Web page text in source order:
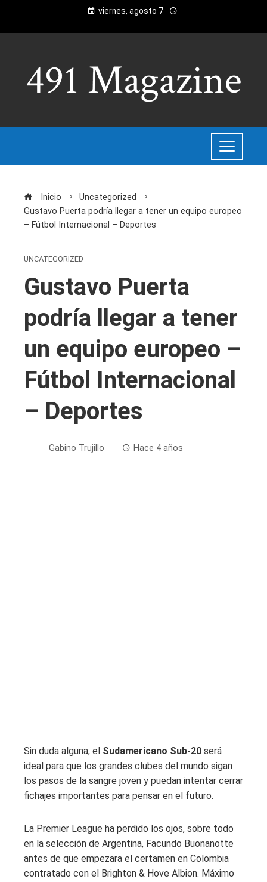
viernes, agosto 7
Inicio
Uncategorized
Gustavo Puerta podría llegar a tener un equipo europeo
– Fútbol Internacional – Deportes
UNCATEGORIZED
Gustavo Puerta
podría llegar a tener
un equipo europeo –
Fútbol Internacional
– Deportes
Gabino Trujillo Hace 4 años
Sin duda alguna, el Sudamericano Sub-20 será
ideal para que los grandes clubes del mundo sigan
los pasos de la sangre joven y puedan intentar cerrar
fichajes importantes para pensar en el futuro.
La Premier League ha perdido los ojos, sobre todo
en la selección de Argentina, Facundo Buonanotte
antes de que empezara el certamen en Colombia
contratado con el Brighton & Hove Albion. Máximo